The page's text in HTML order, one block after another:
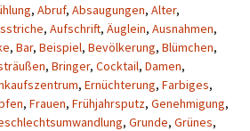
, Abruf, Absaugungen, Alter,
, Aufschrift, Äuglein, Ausnahmen,
, Bar, Beispiel, Bevölkerung, Blümchen,
, Bringer, Cocktail, Damen,
, Ernüchterung, Farbiges,
, Frauen, Frühjahrsputz, Genehmigung,
, Grunde, Grünes,